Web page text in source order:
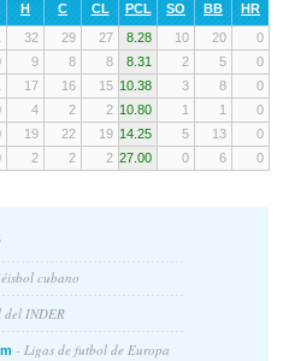
H C CL PCL SO BB
HR
32 29 27 8.28 10 20
0
9 8 8 8.31 2 5
0
17 16 15 10.38 3 8
0
4 2 2 10.80 1 1
0
19 22 19 14.25 5 13
0
2 2 2 27.00 0 6 0
cubano
INDER
- Ligas de futbol de Europa